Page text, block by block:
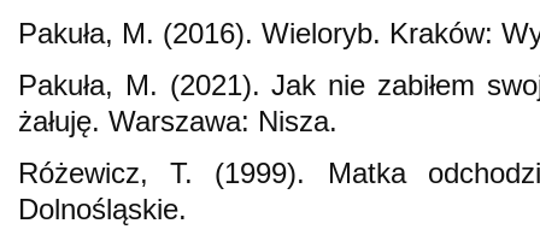
Pakuła, M. (2016). Wieloryb. Kraków:
Pakuła, M. (2021). Jak nie zabiłem
żałuję. Warszawa: Nisza.
Różewicz, T. (1999). Matka
Dolnośląskie.